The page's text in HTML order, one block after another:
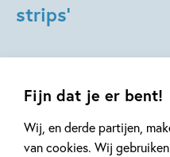
Fijn dat je er bent!
Wij, en derde partijen,
van cookies. Wij
strips'